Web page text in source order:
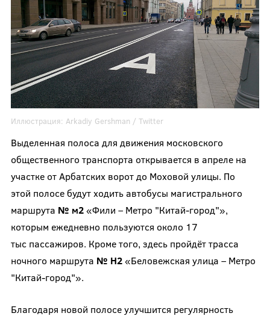
Иллюстрация: Arkadiy Gershman / Twitter
Выделенная полоса для движения московского
общественного транспорта открывается в апреле на
участке от Арбатских ворот до Моховой улицы. По
этой полосе будут ходить автобусы магистрального
маршрута № м2«Фили – Метро "Китай-город"»,
которым ежедневно пользуются около 17
тыс пассажиров. Кроме того, здесь пройдёт трасса
ночного маршрута № Н2«Беловежская улица – Метро
"Китай-город"».
Благодаря новой полосе улучшится регулярность